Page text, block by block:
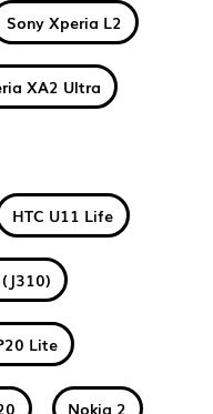
Sony Xperia L2
XA2 Ultra
HTC U11 Life
Lite
Nokia 2